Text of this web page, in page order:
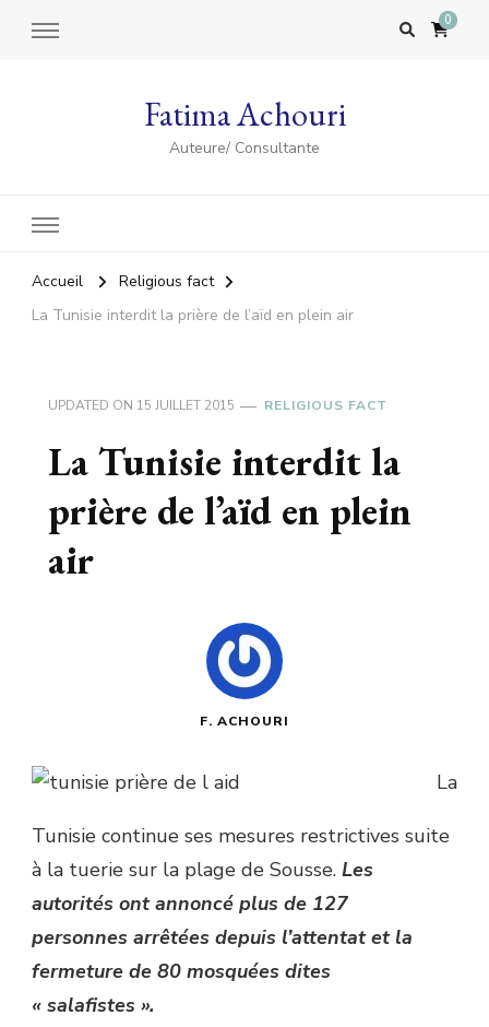
0
Fatima Achouri
Auteure/ Consultante
Accueil
Religious fact
La Tunisie interdit la prière de l’aïd en plein air
UPDATED ON 15 JUILLET 2015 RELIGIOUS FACT
La Tunisie interdit la
prière de l’aïd en plein
air
F. ACHOURI
La
Tunisie continue ses mesures restrictives suite
à la tuerie sur la plage de Sousse. Les
autorités ont annoncé plus de 127
personnes arrêtées depuis l’attentat et la
fermeture de 80 mosquées dites
« salafistes ».